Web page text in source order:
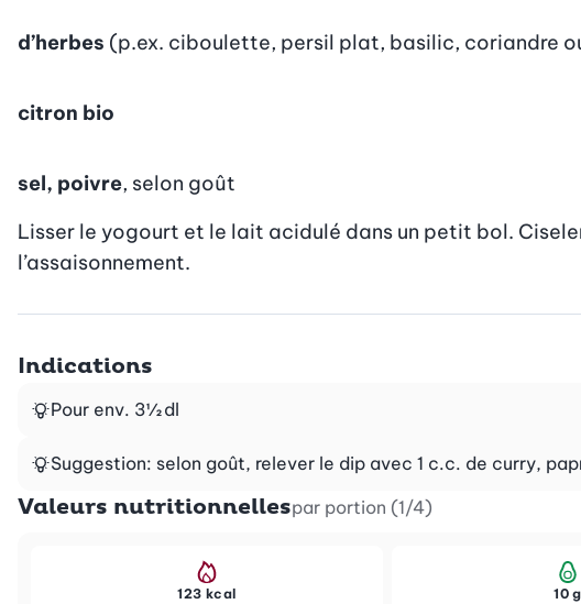
d’herbes (p.ex. ciboulette, persil plat, basilic, coriandre
citron bio
sel, poivre, selon goût
Lisser le yogourt et le lait acidulé dans un petit bol.
l’assaisonnement.
Indications
Pour env. 3½ dl
Suggestion: selon goût, relever le dip avec 1 c.c. de curry,
Valeurs nutritionnellespar portion (1/4)
123 kcal 10 g